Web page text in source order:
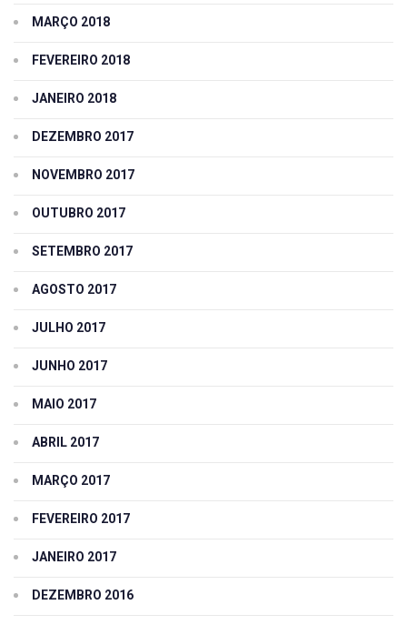
MARÇO 2018
FEVEREIRO 2018
JANEIRO 2018
DEZEMBRO 2017
NOVEMBRO 2017
OUTUBRO 2017
SETEMBRO 2017
AGOSTO 2017
JULHO 2017
JUNHO 2017
MAIO 2017
ABRIL 2017
MARÇO 2017
FEVEREIRO 2017
JANEIRO 2017
DEZEMBRO 2016